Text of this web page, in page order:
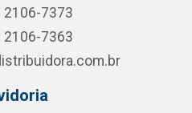
2106-7373
2106-7363